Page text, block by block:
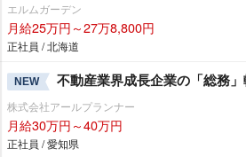
エルムガーデン
月給25万円～27万8,800円
正社員 / 北海道
NEW 不動産業界成長企業の「総務
株式会社アールプランナー
月給30万円～40万円
正社員 / 愛知県